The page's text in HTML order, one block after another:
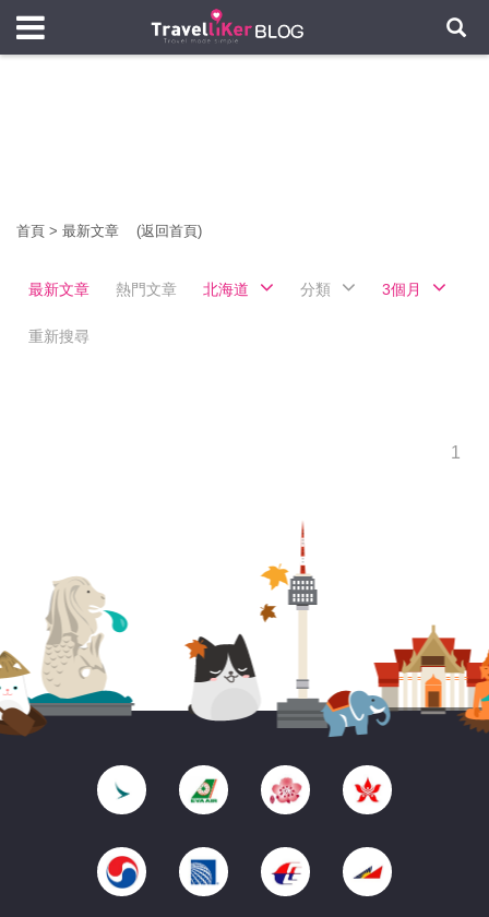
首頁 > 最新文章 (返回首頁)
最新文章 熱門文章 北海道 分類 3個月
重新搜尋
1